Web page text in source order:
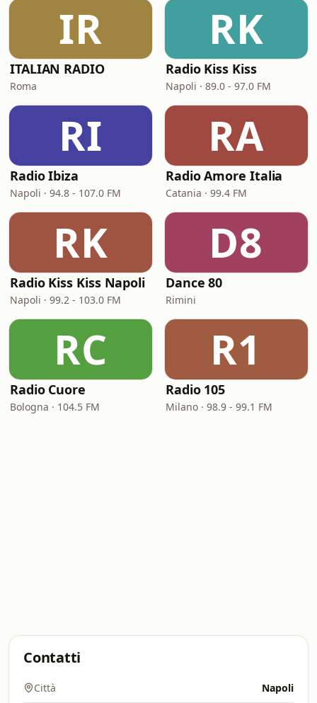
IR
ITALIAN RADIO
Roma
RK
Radio Kiss Kiss
Napoli · 89.0 - 97.0 FM
RI
Radio Ibiza
Napoli · 94.8 - 107.0 FM
RA
Radio Amore Italia
Catania · 99.4 FM
RK
Radio Kiss Kiss Napoli
Napoli · 99.2 - 103.0 FM
D8
Dance 80
Rimini
RC
Radio Cuore
Bologna · 104.5 FM
R1
Radio 105
Milano · 98.9 - 99.1 FM
Contatti
Città Napoli